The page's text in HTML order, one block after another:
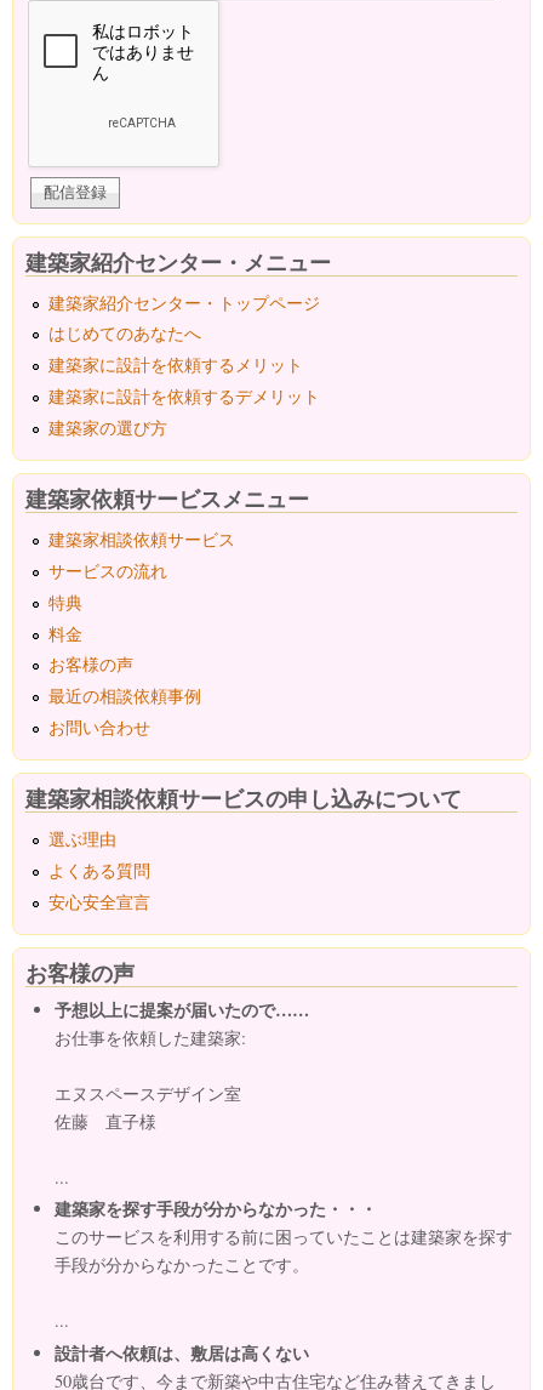
建築家紹介センター・メニュー
建築家紹介センター・トップページ
はじめてのあなたへ
建築家に設計を依頼するメリット
建築家に設計を依頼するデメリット
建築家の選び方
建築家依頼サービスメニュー
建築家相談依頼サービス
サービスの流れ
特典
料金
お客様の声
最近の相談依頼事例
お問い合わせ
建築家相談依頼サービスの申し込みについて
選ぶ理由
よくある質問
安心安全宣言
お客様の声
予想以上に提案が届いたので……
お仕事を依頼した建築家:
エヌスペースデザイン室
佐藤 直子様
...
建築家を探す手段が分からなかった・・・
このサービスを利用する前に困っていたことは建築家を探す
手段が分からなかったことです。
...
設計者へ依頼は、敷居は高くない
50歳台です、今まで新築や中古住宅など住み替えてきまし